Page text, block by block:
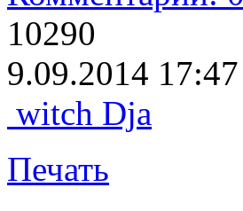
10290
9.09.2014 17:47
witch Dja
Печать